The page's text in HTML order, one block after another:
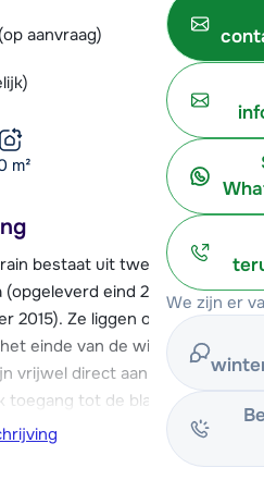
We zijn er
aanvraag)
m²
bestaat uit twee bij elkaar
eind 2011) en
2015). Ze liggen op de hoogste
einde van de wijk Reberty
vrijwel direct aan de piste
tot de blauwe pistes
Les Menuires. Elk appartement
skischoendroger en beschikt